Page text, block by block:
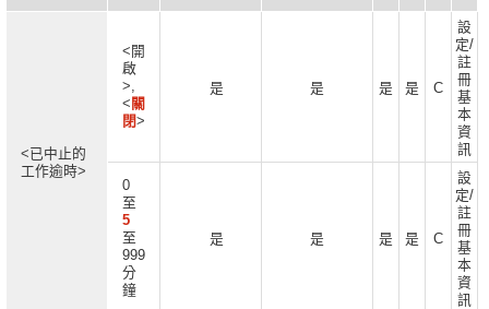
<已中止的
工作逾時>
<開
啟
>,
< 關
閉>
是 是 是 是 C
設
定/
註
冊
基
本
資
訊
0
至
5
至
999
分
鐘
是 是 是 是 C
設
定/
註
冊
基
本
資
訊